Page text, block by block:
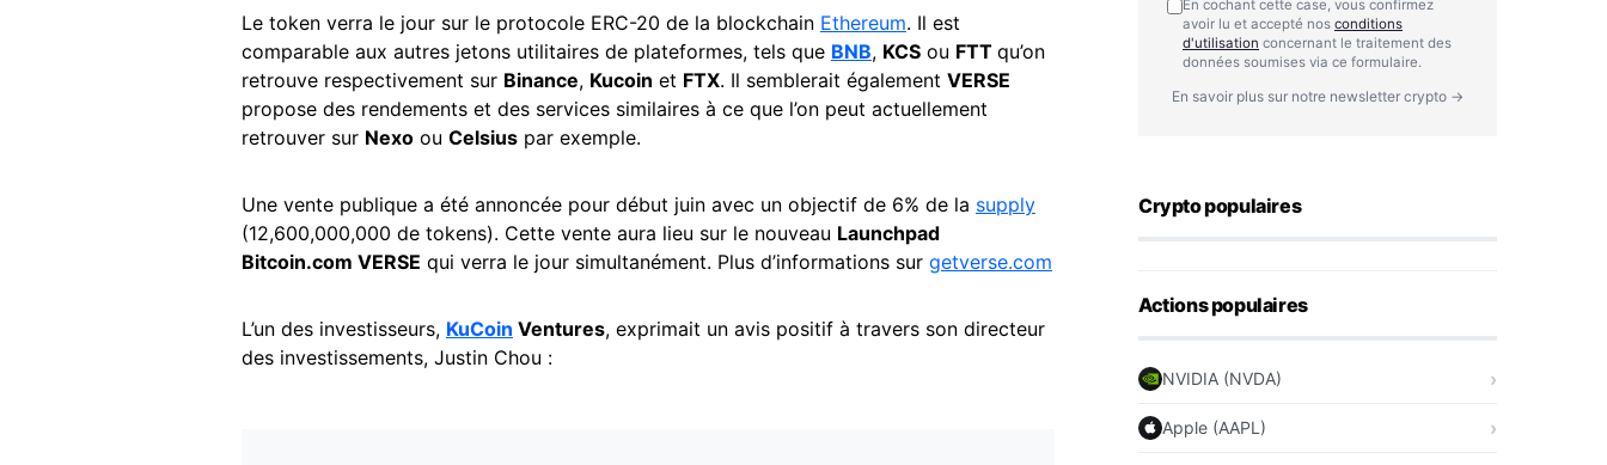
Le token verra le jour sur le protocole ERC-20 de la blockchain Ethereum. Il est
comparable aux autres jetons utilitaires de plateformes, tels que BNB, KCS ou FTT qu’on
retrouve respectivement sur Binance, Kucoin et FTX. Il semblerait également VERSE
propose des rendements et des services similaires à ce que l’on peut actuellement
retrouver sur Nexo ou Celsius par exemple.
Une vente publique a été annoncée pour début juin avec un objectif de 6% de la supply
(12,600,000,000 de tokens). Cette vente aura lieu sur le nouveau Launchpad
Bitcoin.com VERSE qui verra le jour simultanément. Plus d’informations sur getverse.com
L’un des investisseurs, KuCoin Ventures, exprimait un avis positif à travers son directeur
des investissements, Justin Chou :
En cochant cette case, vous confirmez
avoir lu et accepté nos conditions
d'utilisation concernant le traitement des
données soumises via ce formulaire.
En savoir plus sur notre newsletter crypto →
Crypto populaires
Actions populaires
NVIDIA (NVDA)
Apple (AAPL)